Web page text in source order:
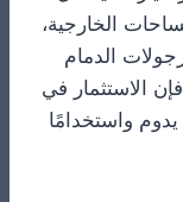
الخارجية،
الدمام
الاستثمار في
واستخدامًا